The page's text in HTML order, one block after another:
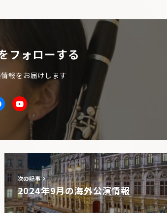
フォローする
報をお届けします
Youtube
次の記事
2024年9月の海外公演情報